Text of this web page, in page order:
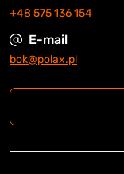
+48 575 136 154
E-mail
bok@polax.pl